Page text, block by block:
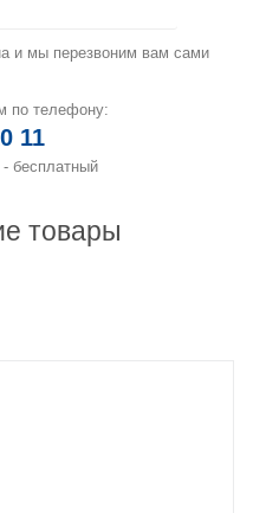
и мы перезвоним вам сами
по телефону:
11
бесплатный
товары